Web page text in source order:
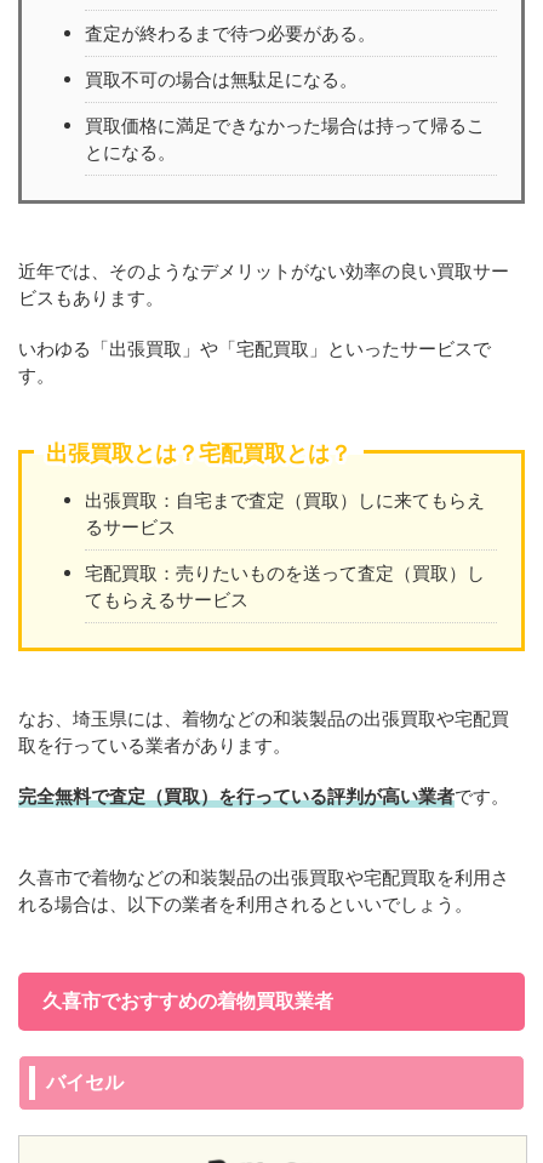
査定が終わるまで待つ必要がある。
買取不可の場合は無駄足になる。
買取価格に満足できなかった場合は持って帰るこ
とになる。
近年では、そのようなデメリットがない効率の良い買取サー
ビスもあります。
いわゆる「出張買取」や「宅配買取」といったサービスで
す。
出張買取とは？宅配買取とは？
出張買取：自宅まで査定（買取）しに来てもらえ
るサービス
宅配買取：売りたいものを送って査定（買取）し
てもらえるサービス
なお、埼玉県には、着物などの和装製品の出張買取や宅配買
取を行っている業者があります。
完全無料で査定（買取）を行っている評判が高い業者です。
久喜市で着物などの和装製品の出張買取や宅配買取を利用さ
れる場合は、以下の業者を利用されるといいでしょう。
久喜市でおすすめの着物買取業者
バイセル